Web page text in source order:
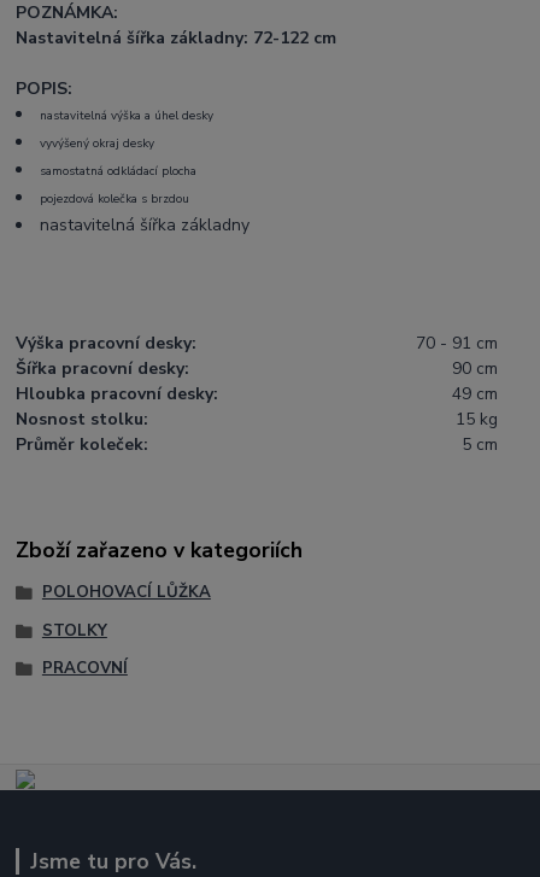
POZNÁMKA:
Nastavitelná šířka základny: 72-122 cm
POPIS:
nastavitelná výška a úhel desky
vyvýšený okraj desky
samostatná odkládací plocha
pojezdová kolečka s brzdou
nastavitelná šířka základny
Výška pracovní desky:
70 - 91 cm
Šířka pracovní desky:
90 cm
Hloubka pracovní desky:
49 cm
Nosnost stolku:
15 kg
Průměr koleček:
5 cm
Zboží zařazeno v kategoriích
POLOHOVACÍ LŮŽKA
STOLKY
PRACOVNÍ
Jsme tu pro Vás.